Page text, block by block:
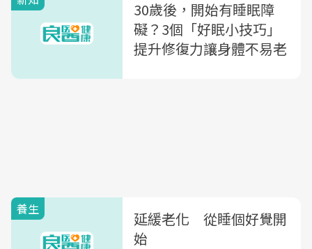
30歲後，開始有睡眠障
礙？3個「好眠小技巧」
提升修復力讓身體不易老
養生
延緩老化 從睡個好覺開
始